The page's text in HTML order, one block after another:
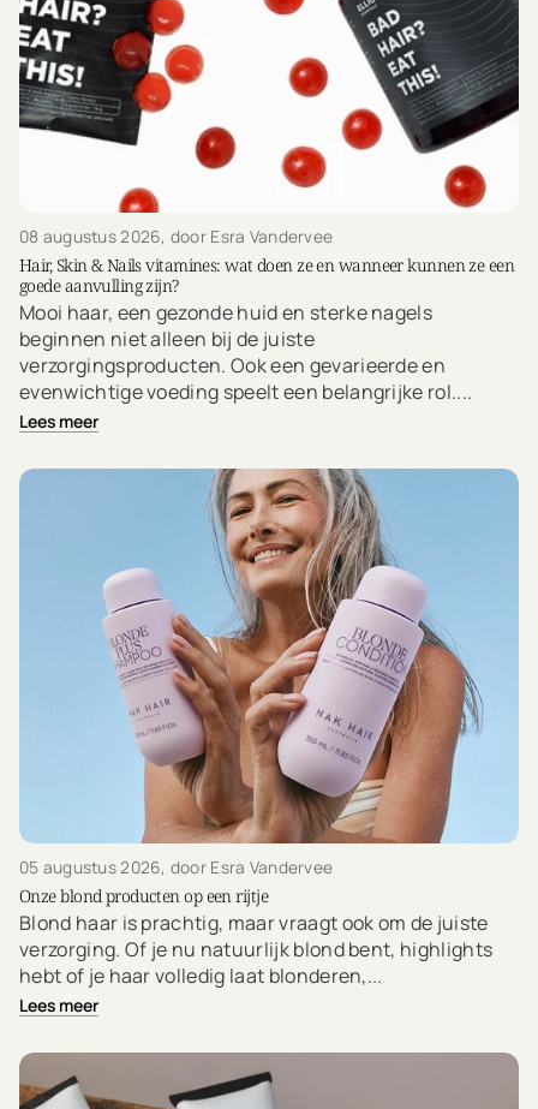
08 augustus 2026, door Esra Vandervee
Hair, Skin & Nails vitamines: wat doen ze en wanneer kunnen ze een
goede aanvulling zijn?
Mooi haar, een gezonde huid en sterke nagels
beginnen niet alleen bij de juiste
verzorgingsproducten. Ook een gevarieerde en
evenwichtige voeding speelt een belangrijke rol....
Lees meer
05 augustus 2026, door Esra Vandervee
Onze blond producten op een rijtje
Blond haar is prachtig, maar vraagt ook om de juiste
verzorging. Of je nu natuurlijk blond bent, highlights
hebt of je haar volledig laat blonderen,...
Lees meer